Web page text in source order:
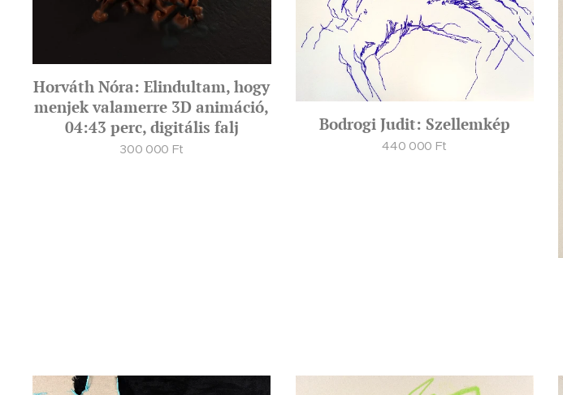
Horváth Nóra: Elindultam, hogy
menjek valamerre 3D animáció,
04:43 perc, digitális falj
300 000 Ft
Bodrogi Judit: Szellemkép
440 000 Ft